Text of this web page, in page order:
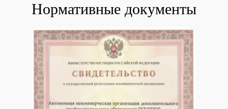
Нормативные документы